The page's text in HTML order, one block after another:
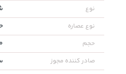
نوع
نوع عصاره
حجم
صادر کننده مجوز